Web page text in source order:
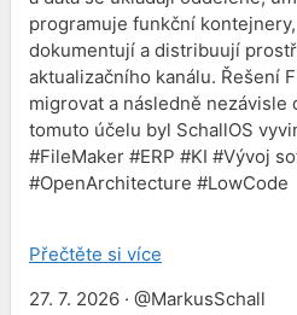
programuje funkční
dokumentují a distribuují
aktualizačního kanálu. Řešení
migrovat a následně nezávisle
tomuto účelu byl SchallOS
#FileMaker #ERP #KI #Vývoj
#OpenArchitecture #LowCode
Přečtěte si více
27. 7. 2026 · @MarkusSchall